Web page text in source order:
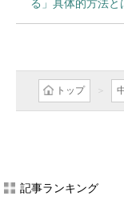
る」具体的方法と
トップ
記事ランキング